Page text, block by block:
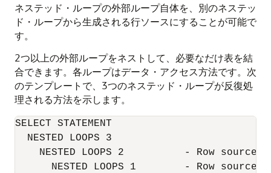
ネステッド・ループの外部ループ自体を、別のネステッ
ド・ループから生成される行ソースにすることが可能で
す。
2つ以上の外部ループをネストして、必要なだけ表を結
合できます。各ループはデータ・アクセス方法です。次
のテンプレートで、3つのネステッド・ループが反復処
理される方法を示します。
SELECT STATEMENT
  NESTED LOOPS 3
NESTED LOOPS 2          - Row source
NESTED LOOPS 1        - Row source